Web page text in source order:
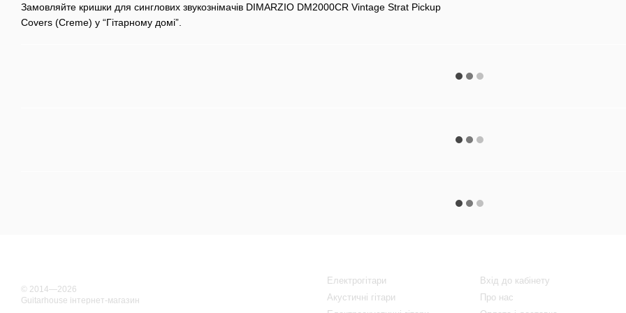
Замовляйте кришки для синглових звукознімачів DIMARZIO DM2000CR Vintage Strat Pickup
Covers (Creme) у “Гітарному домі”.
© 2014—2026
Guitarhouse інтернет-магазин
Електрогітари
Акустичні гітари
Вхід до кабінету
Про нас